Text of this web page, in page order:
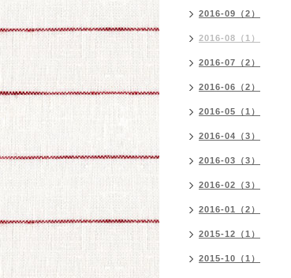
2016-09（2）
2016-08（1）
2016-07（2）
2016-06（2）
2016-05（1）
2016-04（3）
2016-03（3）
2016-02（3）
2016-01（2）
2015-12（1）
2015-10（1）